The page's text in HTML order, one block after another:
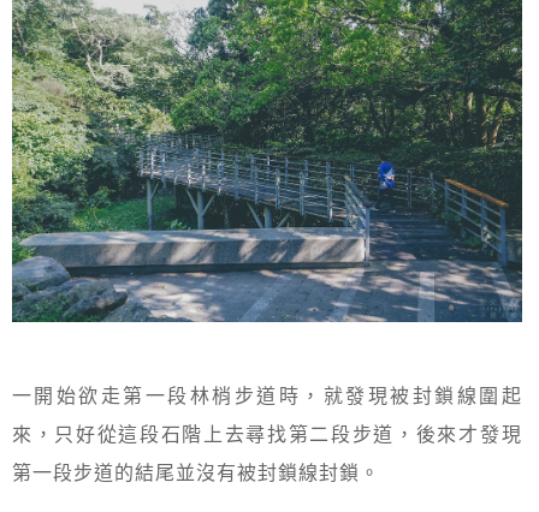
一開始欲走第一段林梢步道時，就發現被封鎖線圍起
來，只好從這段石階上去尋找第二段步道，後來才發現
第一段步道的結尾並沒有被封鎖線封鎖。